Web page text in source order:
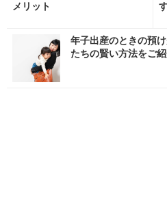
メリット
年子出産のときの預
たちの賢い方法をご